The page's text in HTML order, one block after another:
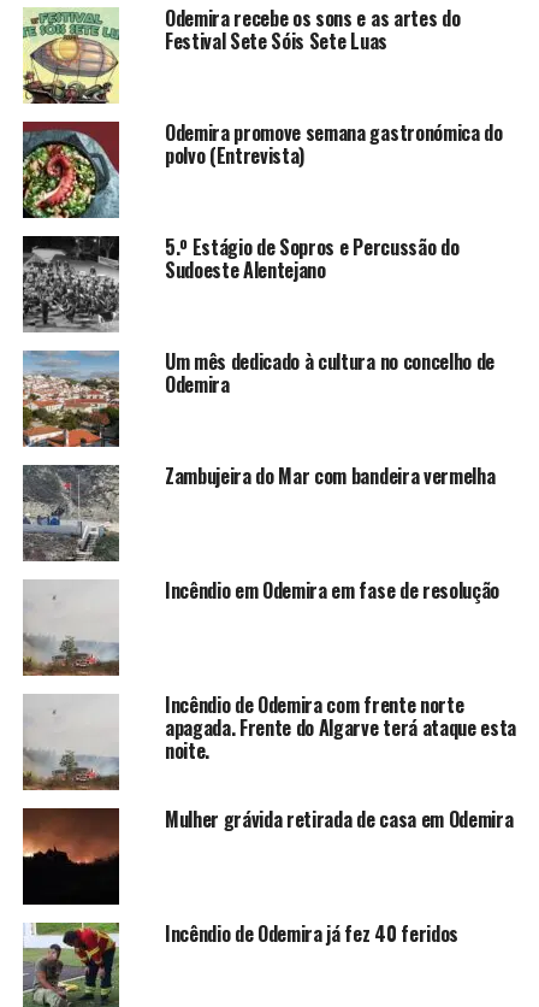
Odemira recebe os sons e as artes do
Festival Sete Sóis Sete Luas
Odemira promove semana gastronómica do
polvo (Entrevista)
5.º Estágio de Sopros e Percussão do
Sudoeste Alentejano
Um mês dedicado à cultura no concelho de
Odemira
Zambujeira do Mar com bandeira vermelha
Incêndio em Odemira em fase de resolução
Incêndio de Odemira com frente norte
apagada. Frente do Algarve terá ataque esta
noite.
Mulher grávida retirada de casa em Odemira
Incêndio de Odemira já fez 40 feridos